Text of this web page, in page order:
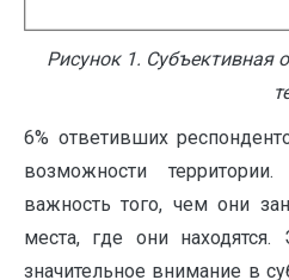
Рисунок 1. Субъективная
6% ответивших
возможности
важность того, чем они
места, где они
значительное внимание в